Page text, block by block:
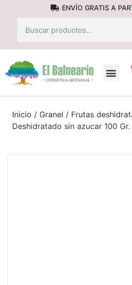
ENVÍO GRATIS A
Inicio / Granel / Frutas
Deshidratado sin azucar 100 Gr.